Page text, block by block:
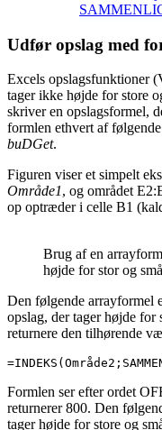
Udfør opslag med
Excels
tager ikke højde for store
skriver en opslagsformel,
formlen ethvert af
buDGet.
Figuren viser et simpelt
Område1, og området
op optræder i celle B1
Brug af en
højde for stor og
Den følgende arrayformel
opslag, der tager højde for
returnere den tilhørende
Formlen ser efter ordet
returnerer 800. Den
tager højde for store og